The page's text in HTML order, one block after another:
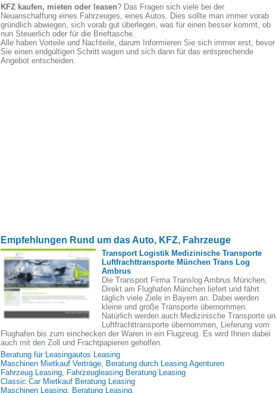
KFZ kaufen, mieten oder leasen? Das Fragen sich viele bei der
Neuanschaffung eines Fahrzeuges, eines Autos. Dies sollte man immer vorab
gründlich abwiegen, sich vorab gut überlegen, was für einen besser kommt, ob
nun Steuerlich oder für die Brieftasche.
Alle haben Vorteile und Nachteile, darum Informieren Sie sich immer erst, bevor
Sie einen endgültigen Schritt wagen und sich dann für das entsprechende
Angebot entscheiden.
Empfehlungen Rund um das Auto, KFZ, Fahrzeuge
Transport Logistik Medizinische Transporte
Luftfrachttransporte München Trans Log
Ambrus
Die Transport Firma Translog Ambrus München,
Direkt am Flughafen München liefert und fährt
täglich viele Ziele in Bayern an. Dabei werden
kleine und große Transporte übernommen.
Natürlich werden auch Medizinische Transporte
Luftfrachttransporte übernommen, Lieferung vom
Flughafen bis zum einchecken der Waren in ein Flugzeug. Es wird Ihnen dabei
auch mit den Zoll und Frachtpapieren geholfen.
Beratung für Leasingautos Leasing
Maschinen Mietkauf Verträge, Beratung durch Leasing Agenturen
Fahrzeug Leasing, Fahrzeugleasing Beratung Leasing
Classic Car Mietkauf Beratung Leasing
Maschinen Leasing, Beratung Leasing.